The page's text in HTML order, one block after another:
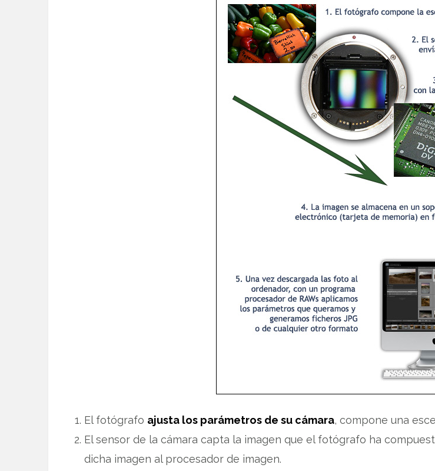
El fotógrafo ajusta los parámetros de su cámara, compone una
El sensor de la cámara capta la imagen que el fotógrafo ha
dicha imagen al procesador de imagen.